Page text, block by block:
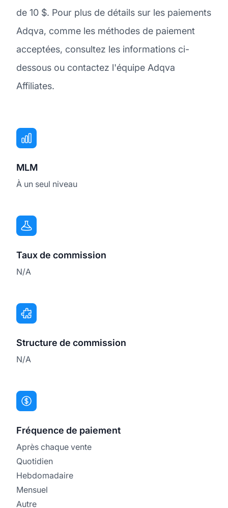
de 10 $. Pour plus de détails sur les paiements
Adqva, comme les méthodes de paiement
acceptées, consultez les informations ci-
dessous ou contactez l'équipe Adqva
Affiliates.
MLM
À un seul niveau
Taux de commission
N/A
Structure de commission
N/A
Fréquence de paiement
Après chaque vente
Quotidien
Hebdomadaire
Mensuel
Autre